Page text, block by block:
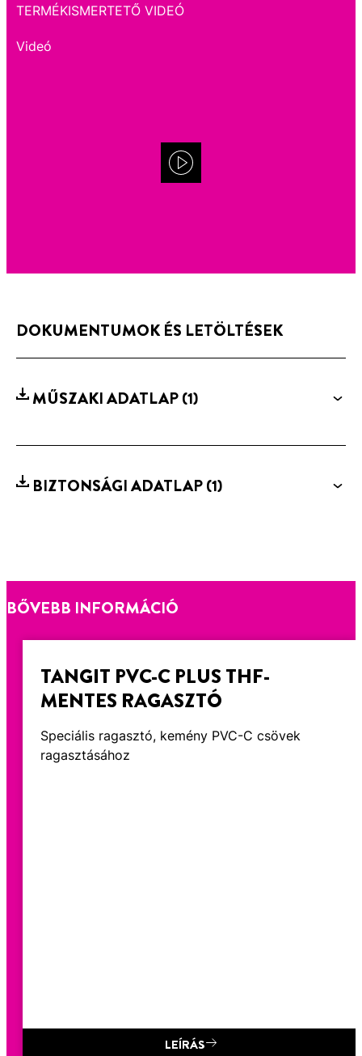
TERMÉKISMERTETŐ VIDEÓ
Videó
DOKUMENTUMOK ÉS LETÖLTÉSEK
MŰSZAKI ADATLAP(1)
BIZTONSÁGI ADATLAP(1)
BŐVEBB INFORMÁCIÓ
TANGIT PVC-C PLUS THF-
MENTES RAGASZTÓ
Speciális ragasztó, kemény PVC-C csövek
ragasztásához
LEÍRÁS